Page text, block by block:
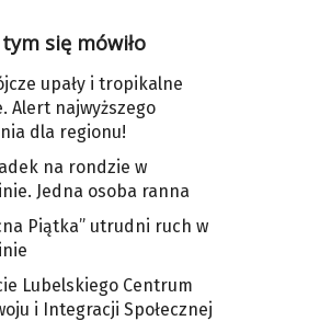
się mówiło
upały i tropikalne
Alert najwyższego
dla regionu!
na rondzie w
Jedna osoba ranna
Piątka” utrudni ruch w
Lubelskiego Centrum
i Integracji Społecznej